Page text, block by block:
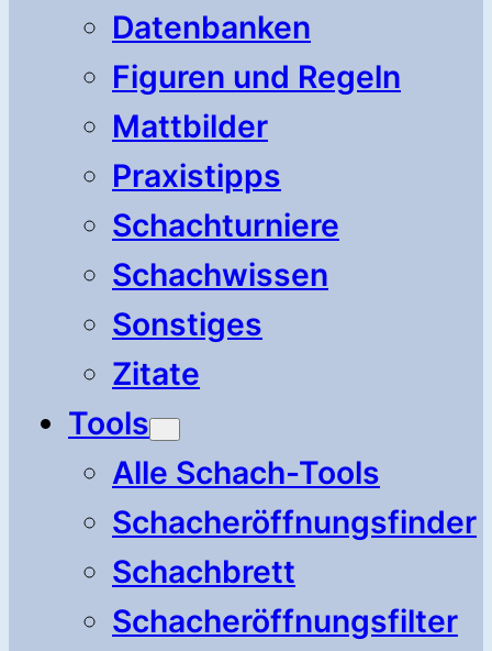
Datenbanken
Figuren und Regeln
Mattbilder
Praxistipps
Schachturniere
Schachwissen
Sonstiges
Zitate
Tools
Alle Schach-Tools
Schacheröffnungsfinder
Schachbrett
Schacheröffnungsfilter